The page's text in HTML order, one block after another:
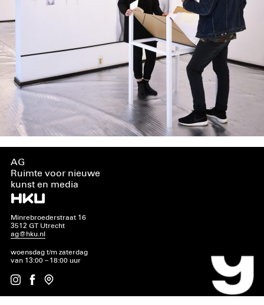
AG
Ruimte voor nieuwe
kunst en media
Minrebroederstraat 16
3512 GT Utrecht
ag@hku.nl
woensdag t/m zaterdag
van 13:00 – 18:00 uur